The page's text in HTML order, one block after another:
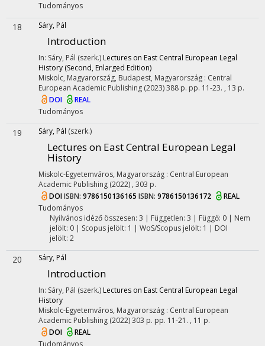
Tudományos
18 Sáry, Pál
Introduction
In: Sáry, Pál (szerk.) Lectures on East Central European Legal
History (Second, Enlarged Edition)
Miskolc, Magyarország, Budapest, Magyarország : Central
European Academic Publishing (2023)388 p. pp. 11-23. , 13 p.
DOI
REAL
Tudományos
19 Sáry, Pál (szerk.)
Lectures on East Central European Legal
History
Miskolc-Egyetemváros, Magyarország : Central European
Academic Publishing (2022) , 303 p.
DOIISBN: 9786150136165 ISBN: 9786150136172
REAL
Tudományos
Nyilvános idéző összesen: 3 | Független: 3 | Függő: 0 | Nem
jelölt: 0 | Scopus jelölt: 1 | WoS/Scopus jelölt: 1 | DOI
jelölt: 2
20 Sáry, Pál
Introduction
In: Sáry, Pál (szerk.) Lectures on East Central European Legal
History
Miskolc-Egyetemváros, Magyarország : Central European
Academic Publishing (2022)303 p. pp. 11-21. , 11 p.
DOI
REAL
Tudományos